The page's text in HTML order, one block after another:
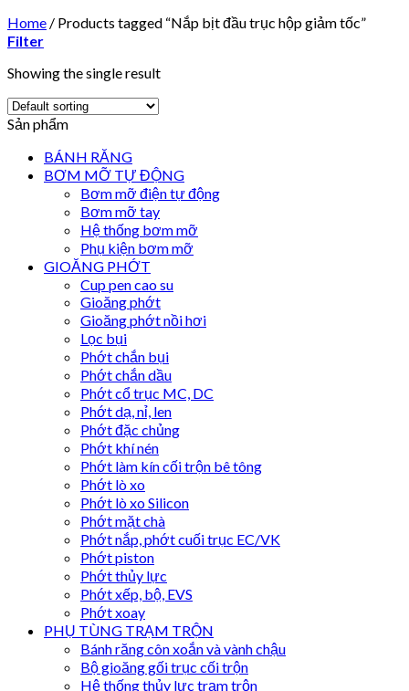
Home / Products tagged “Nắp bịt đầu trục hộp giảm tốc”
Filter
Showing the single result
Sản phẩm
BÁNH RĂNG
BƠM MỠ TỰ ĐỘNG
Bơm mỡ điện tự động
Bơm mỡ tay
Hệ thống bơm mỡ
Phụ kiện bơm mỡ
GIOĂNG PHỚT
Cup pen cao su
Gioăng phớt
Gioăng phớt nồi hơi
Lọc bụi
Phớt chắn bụi
Phớt chắn dầu
Phớt cổ trục MC, DC
Phớt dạ, nỉ, len
Phớt đặc chủng
Phớt khí nén
Phớt làm kín cối trộn bê tông
Phớt lò xo
Phớt lò xo Silicon
Phớt mặt chà
Phớt nắp, phớt cuối trục EC/VK
Phớt piston
Phớt thủy lực
Phớt xếp, bộ, EVS
Phớt xoay
PHỤ TÙNG TRẠM TRỘN
Bánh răng côn xoắn và vành chậu
Bộ gioăng gối trục cối trộn
Hệ thống thủy lực trạm trộn